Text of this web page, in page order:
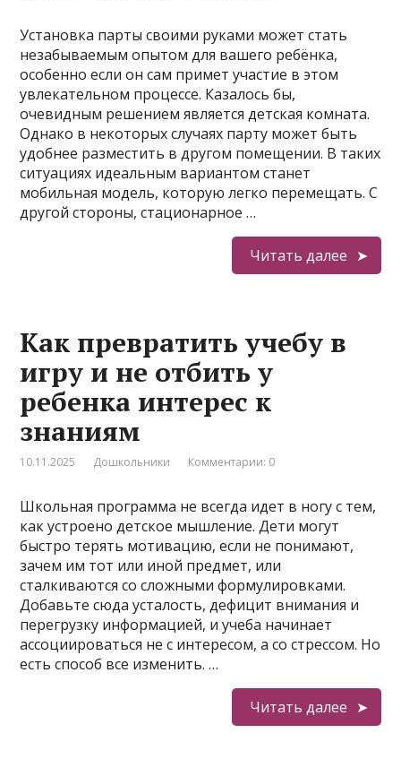
Установка парты своими руками может стать
незабываемым опытом для вашего ребёнка,
особенно если он сам примет участие в этом
увлекательном процессе. Казалось бы,
очевидным решением является детская комната.
Однако в некоторых случаях парту может быть
удобнее разместить в другом помещении. В таких
ситуациях идеальным вариантом станет
мобильная модель, которую легко перемещать. С
другой стороны, стационарное …
Читать далее
Как превратить учебу в
игру и не отбить у
ребенка интерес к
знаниям
10.11.2025 Дошкольники Комментарии: 0
Школьная программа не всегда идет в ногу с тем,
как устроено детское мышление. Дети могут
быстро терять мотивацию, если не понимают,
зачем им тот или иной предмет, или
сталкиваются со сложными формулировками.
Добавьте сюда усталость, дефицит внимания и
перегрузку информацией, и учеба начинает
ассоциироваться не с интересом, а со стрессом. Но
есть способ все изменить. …
Читать далее